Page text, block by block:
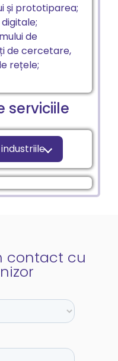
și prototiparea;
de
de cercetare,
rețele;
serviciile
contact cu